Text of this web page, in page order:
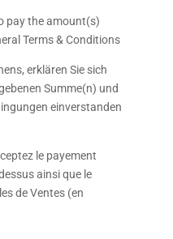
pay the amount(s)
Terms & Conditions
erklären Sie sich
Summe(n) und
einverstanden
le payement
ainsi que le
de Ventes (en